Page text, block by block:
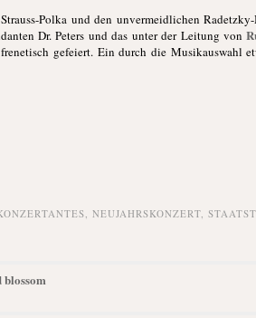
Polka und den unvermeidlichen
Dr. Peters und das unter der Leitung von
gefeiert. Ein durch die Musikauswahl
, NEUJAHRSKONZERT,